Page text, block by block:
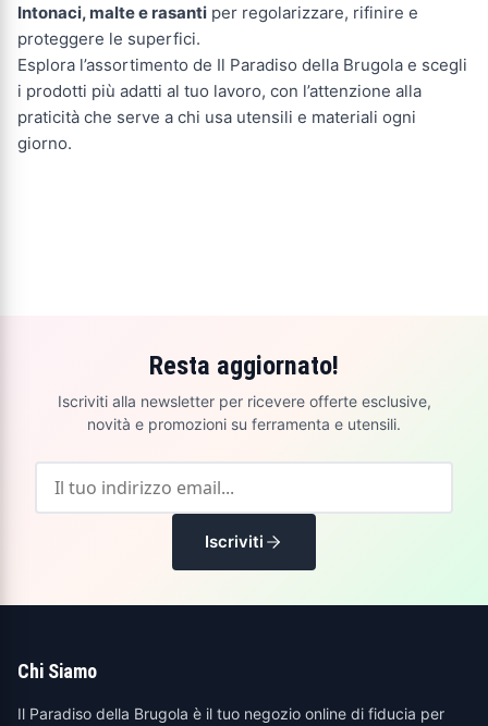
Intonaci, malte e rasanti per regolarizzare, rifinire e
proteggere le superfici.
Esplora l’assortimento de Il Paradiso della Brugola e scegli
i prodotti più adatti al tuo lavoro, con l’attenzione alla
praticità che serve a chi usa utensili e materiali ogni
giorno.
Resta aggiornato!
Iscriviti alla newsletter per ricevere offerte esclusive,
novità e promozioni su ferramenta e utensili.
Iscriviti
Chi Siamo
Il Paradiso della Brugola è il tuo negozio online di fiducia per